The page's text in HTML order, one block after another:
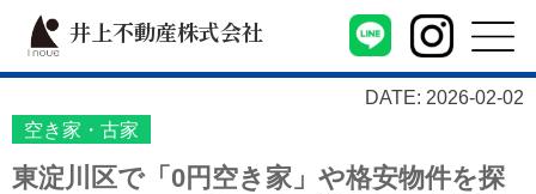
井上不動産株式会社
DATE: 2026-02-02
空き家・古家
東淀川区で「0円空き家」や格安物件を探